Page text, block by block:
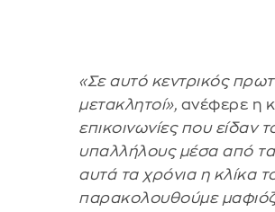
«Σε αυτό κεντρικός
μετακλητοί», ανέφερε η
επικοινωνίες που είδαν
υπαλλήλους μέσα από
αυτά τα χρόνια η κλίκα
παρακολουθούμε